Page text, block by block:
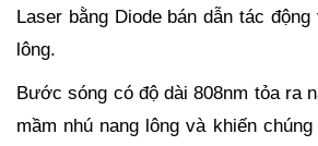
Laser bằng Diode bán dẫn tác
lông.
Bước sóng có độ dài 808nm tỏa ra
mầm nhú nang lông và khiến